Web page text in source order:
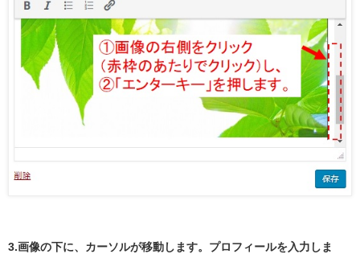
3.画像の下に、カーソルが移動します。プロフィールを入力しま